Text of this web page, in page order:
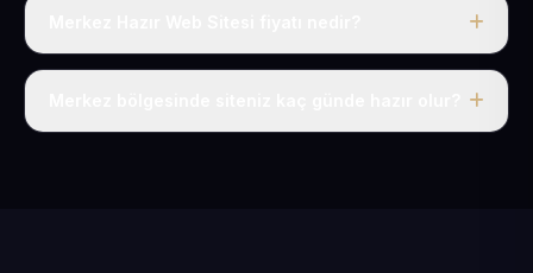
Tek fiyat uygulanır: yıllık 50 USD + KDV. Bu bedele alan